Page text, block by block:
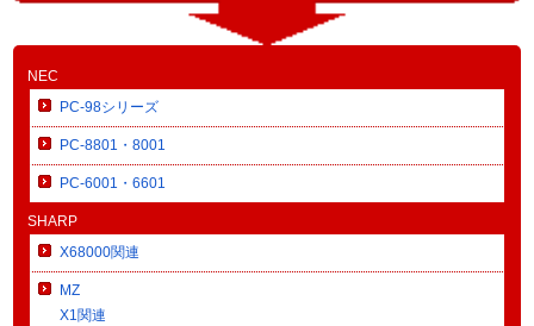
NEC
PC-98シリーズ
PC-8801・8001
PC-6001・6601
SHARP
X68000関連
MZ
X1関連